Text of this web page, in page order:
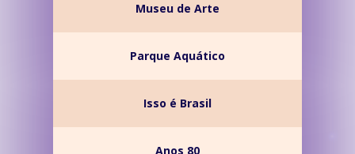
Museu de Arte
Parque Aquático
Isso é Brasil
Anos 80